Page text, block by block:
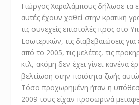
Γιώργος Χαραλάμπους δήλωσε τα
αυτές έχουν χαθεί στην κρατική
τις συνεχείς επιστολές προς στο
Εσωτερικών, τις διαβεβαιώσεις
από το 2005, τις μελέτες, τις
κτλ, ακόμη δεν έχει γίνει κανένα
βελτίωση στην ποιότητα ζωής
Τόσο προχωρημένη ήταν η
2009 τους είχαν προσωρινά